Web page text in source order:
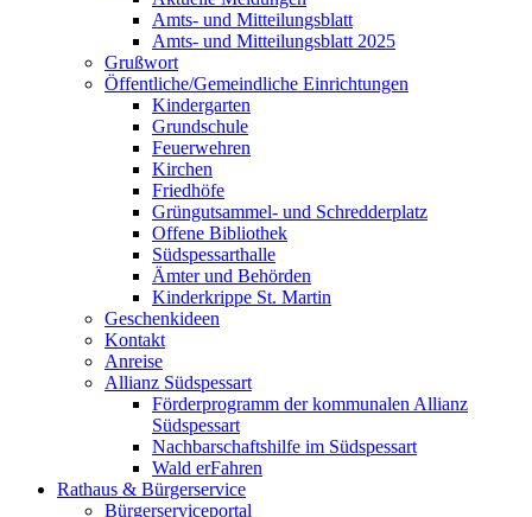
Amts- und Mitteilungsblatt
Amts- und Mitteilungsblatt 2025
Grußwort
Öffentliche/Gemeindliche Einrichtungen
Kindergarten
Grundschule
Feuerwehren
Kirchen
Friedhöfe
Grüngutsammel- und Schredderplatz
Offene Bibliothek
Südspessarthalle
Ämter und Behörden
Kinderkrippe St. Martin
Geschenkideen
Kontakt
Anreise
Allianz Südspessart
Förderprogramm der kommunalen Allianz
Südspessart
Nachbarschaftshilfe im Südspessart
Wald erFahren
Rathaus & Bürgerservice
Bürgerserviceportal